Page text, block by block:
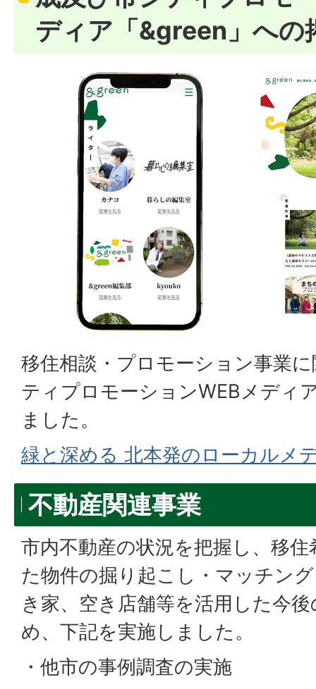
ディア「&green」への
移住相談・プロモーション事業
ティプロモーションWEBメディ
ました。
緑と深める 北本発のローカルメ
不動産関連事業
市内不動産の状況を把握し、移
た物件の掘り起こし・マッチン
き家、空き店舗等を活用した今
め、下記を実施しました。
・他市の事例調査の実施